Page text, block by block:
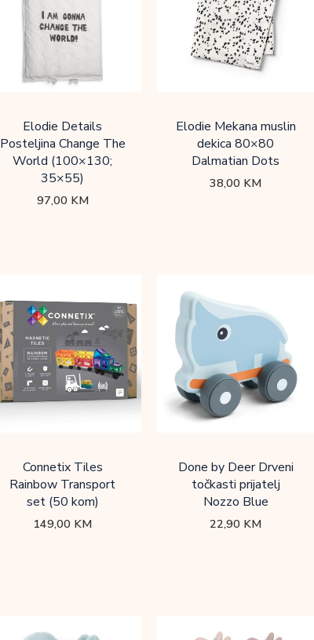
Elodie Details
Posteljina Change The
World (100×130;
35×55)
97,00 KM
Elodie Mekana muslin
dekica 80×80
Dalmatian Dots
38,00 KM
Connetix Tiles
Rainbow Transport
set (50 kom)
149,00 KM
Done by Deer Drveni
točkasti prijatelj
Nozzo Blue
22,90 KM